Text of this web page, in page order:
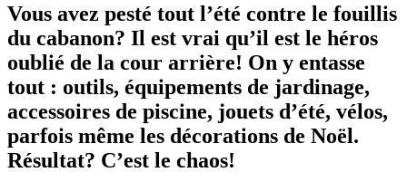
Vous avez pesté tout l’été contre le fouillis
du cabanon? Il est vrai qu’il est le héros
oublié de la cour arrière! On y entasse
tout : outils, équipements de jardinage,
accessoires de piscine, jouets d’été, vélos,
parfois même les décorations de Noël.
Résultat? C’est le chaos!